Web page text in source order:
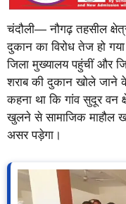
चंदौली— नौगढ़ तहसील
दुकान का विरोध तेज हो
जिला मुख्यालय पहुंचीं और
शराब की दुकान खोले जाने
कहना था कि गांव सुदूर वन
खुलने से सामाजिक माहौल
असर पड़ेगा।